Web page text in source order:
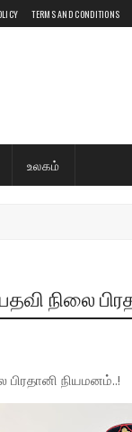
TERMS AND CONDITIONS
உலகம்
நிலை
பிரதானி நியமனம்..!